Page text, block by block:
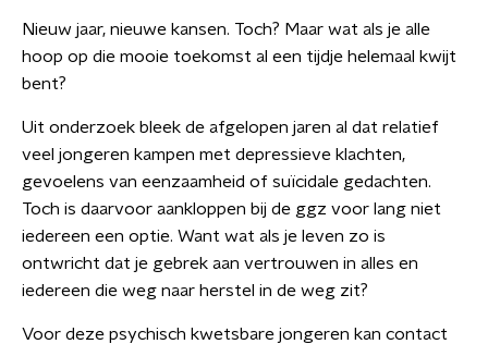
Nieuw jaar, nieuwe kansen. Toch? Maar wat als je alle
hoop op die mooie toekomst al een tijdje helemaal kwijt
bent?
Uit onderzoek bleek de afgelopen jaren al dat relatief
veel jongeren kampen met depressieve klachten,
gevoelens van eenzaamheid of suïcidale gedachten.
Toch is daarvoor aankloppen bij de ggz voor lang niet
iedereen een optie. Want wat als je leven zo is
ontwricht dat je gebrek aan vertrouwen in alles en
iedereen die weg naar herstel in de weg zit?
Voor deze psychisch kwetsbare jongeren kan contact